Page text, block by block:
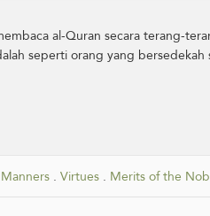
al-Quran secara terang-
seperti orang yang bersedekah
. Virtues . Merits of the